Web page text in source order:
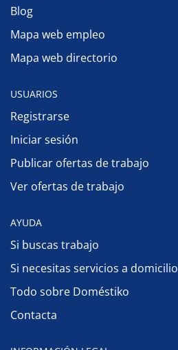
Blog
Mapa web empleo
Mapa web directorio
USUARIOS
Registrarse
Iniciar sesión
Publicar ofertas de trabajo
Ver ofertas de trabajo
AYUDA
Si buscas trabajo
Si necesitas servicios a domicilio
Todo sobre Doméstiko
Contacta